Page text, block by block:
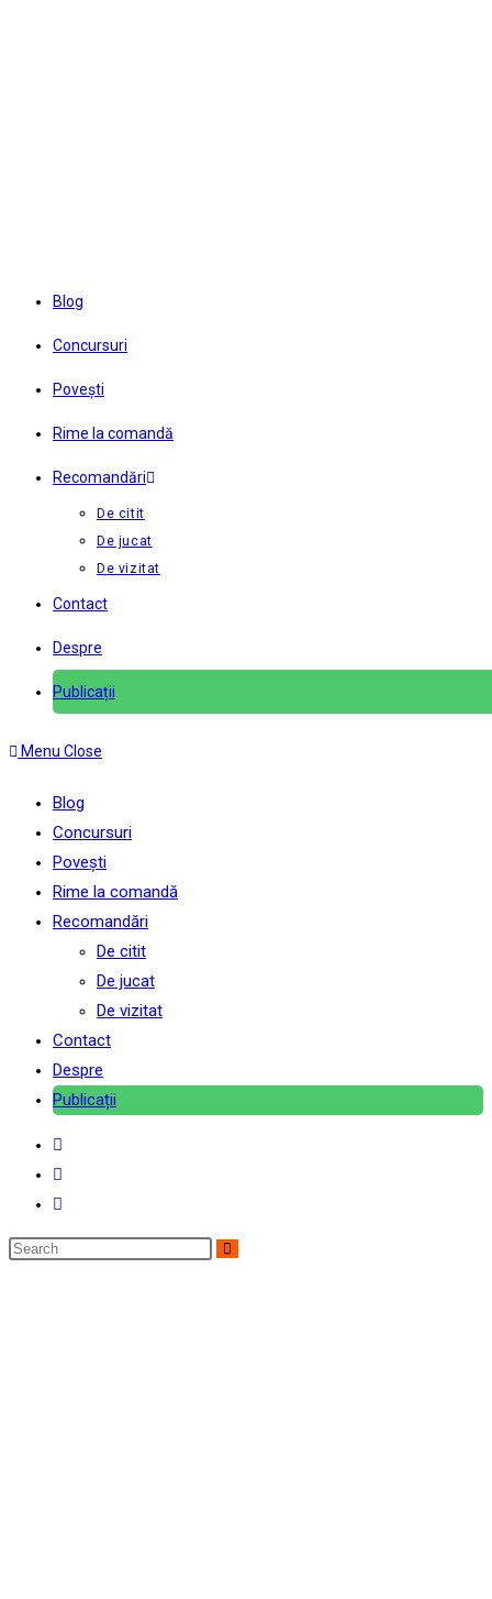
Blog
Concursuri
Povești
Rime la comandă
Recomandări
De citit
De jucat
De vizitat
Contact
Despre
Publicații
Menu Close
Blog
Concursuri
Povești
Rime la comandă
Recomandări
De citit
De jucat
De vizitat
Contact
Despre
Publicații
Search